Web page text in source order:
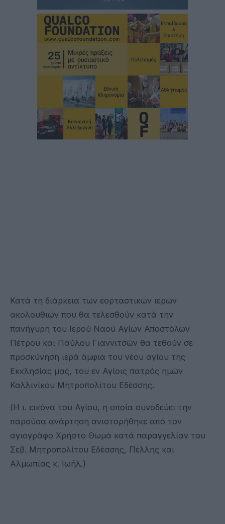
Κατά τη διάρκεια των εορταστικών ιερών
ακολουθιών που θα τελεσθούν κατά την
πανήγυρη του Ιερού Ναού Αγίων Αποστόλων
Πέτρου και Παύλου Γιαννιτσών θα τεθούν σε
προσκύνηση ιερά άμφια του νέου αγίου της
Εκκλησίας μας, του εν Αγίοις πατρός ημών
Καλλινίκου Μητροπολίτου Εδέσσης.
(Η ι. εικόνα του Αγίου, η οποία συνοδεύει την
παρούσα ανάρτηση ανιστορήθηκε από τον
αγιογράφο Χρήστο Θωμά κατά παραγγελίαν του
Σεβ. Μητροπολίτου Εδέσσης, Πέλλης και
Αλμωπίας κ. Ιωήλ.)